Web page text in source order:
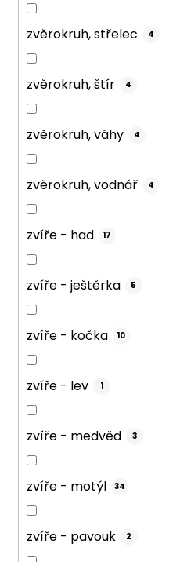
zvěrokruh, střelec 4
zvěrokruh, štír 4
zvěrokruh, váhy 4
zvěrokruh, vodnář 4
zvíře - had 17
zvíře - ještěrka 5
zvíře - kočka 10
zvíře - lev 1
zvíře - medvěd 3
zvíře - motýl 34
zvíře - pavouk 2